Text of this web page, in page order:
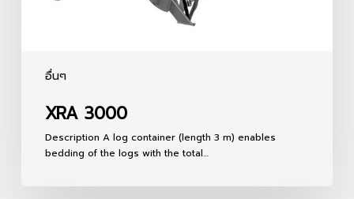
อื่นๆ
XRA 3000
Description A log container (length 3 m) enables
bedding of the logs with the total…